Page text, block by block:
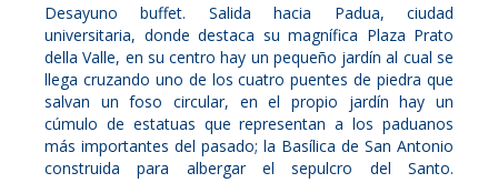
Desayuno buffet. Salida hacia Padua, ciudad
universitaria, donde destaca su magnífica Plaza Prato
della Valle, en su centro hay un pequeño jardín al cual se
llega cruzando uno de los cuatro puentes de piedra que
salvan un foso circular, en el propio jardín hay un
cúmulo de estatuas que representan a los paduanos
más importantes del pasado; la Basílica de San Antonio
construida para albergar el sepulcro del Santo.